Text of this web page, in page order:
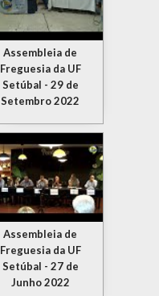
Assembleia de
Freguesia da UF
Setúbal - 29 de
Setembro 2022
Assembleia de
Freguesia da UF
Setúbal - 27 de
Junho 2022